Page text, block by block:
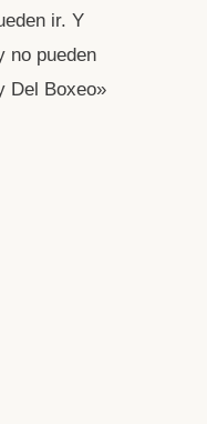
ir. Y
no pueden
Del Boxeo»